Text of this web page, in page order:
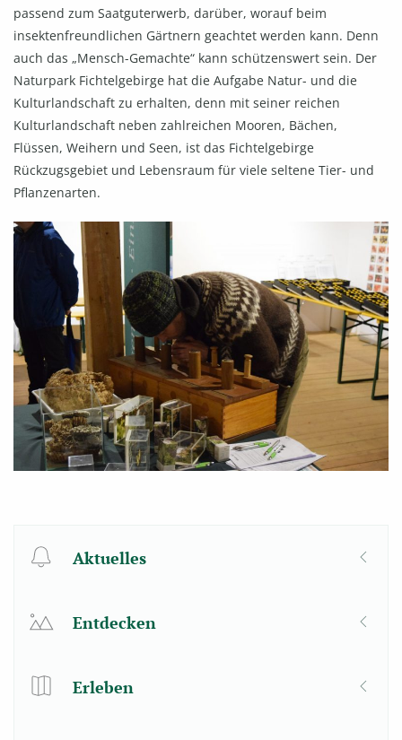
passend zum Saatguterwerb, darüber, worauf beim
insektenfreundlichen Gärtnern geachtet werden kann. Denn
auch das „Mensch-Gemachte“ kann schützenswert sein. Der
Naturpark Fichtelgebirge hat die Aufgabe Natur- und die
Kulturlandschaft zu erhalten, denn mit seiner reichen
Kulturlandschaft neben zahlreichen Mooren, Bächen,
Flüssen, Weihern und Seen, ist das Fichtelgebirge
Rückzugsgebiet und Lebensraum für viele seltene Tier- und
Pflanzenarten.
Aktuelles
Entdecken
Erleben